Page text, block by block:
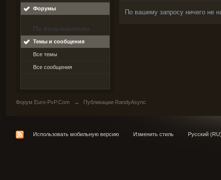
Форумы
По пользователю
Темы и сообщения
Все темы
Все сообщения
По вашему запросу ничего не
Форум Euro-PvP.Com → Публикации RandyAsync
Использовать мобильную версию Изменить стиль Русский